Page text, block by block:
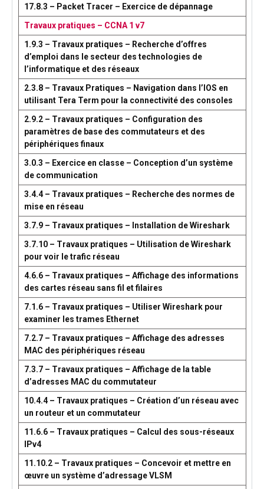
17.8.3 – Packet Tracer – Exercice de dépannage
Travaux pratiques – CCNA 1 v7
1.9.3 – Travaux pratiques – Recherche d’offres
d’emploi dans le secteur des technologies de
l’informatique et des réseaux
2.3.8 – Travaux Pratiques – Navigation dans l’IOS en
utilisant Tera Term pour la connectivité des consoles
2.9.2 – Travaux pratiques – Configuration des
paramètres de base des commutateurs et des
périphériques finaux
3.0.3 – Exercice en classe – Conception d’un système
de communication
3.4.4 – Travaux pratiques – Recherche des normes de
mise en réseau
3.7.9 – Travaux pratiques – Installation de Wireshark
3.7.10 – Travaux pratiques – Utilisation de Wireshark
pour voir le trafic réseau
4.6.6 – Travaux pratiques – Affichage des informations
des cartes réseau sans fil et filaires
7.1.6 – Travaux pratiques – Utiliser Wireshark pour
examiner les trames Ethernet
7.2.7 – Travaux pratiques – Affichage des adresses
MAC des périphériques réseau
7.3.7 – Travaux pratiques – Affichage de la table
d’adresses MAC du commutateur
10.4.4 – Travaux pratiques – Création d’un réseau avec
un routeur et un commutateur
11.6.6 – Travaux pratiques – Calcul des sous-réseaux
IPv4
11.10.2 – Travaux pratiques – Concevoir et mettre en
œuvre un système d’adressage VLSM